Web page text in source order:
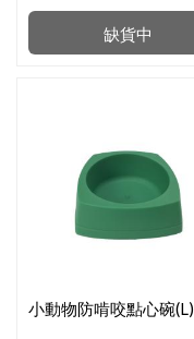
缺貨中
小動物防啃咬點心碗(L)